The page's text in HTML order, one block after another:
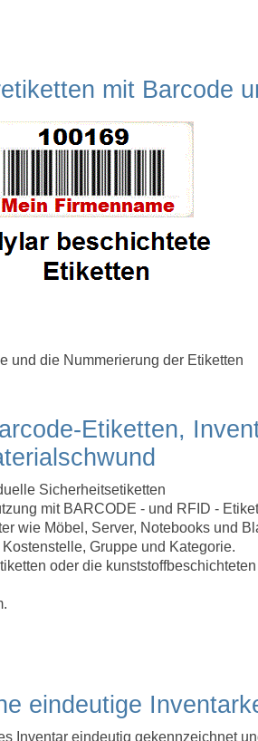
mit Barcode
und die Nummerierung der Etiketten
Etiketten,
Sicherheitsetiketten
mit BARCODE - und RFID -
wie Möbel, Server, Notebooks und
Gruppe und Kategorie.
oder die
eindeutige
Inventar eindeutig gekennzeichnet